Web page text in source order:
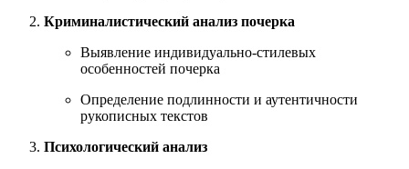
Криминалистический анализ почерка
Выявление индивидуально-стилевых
особенностей почерка
Определение подлинности и аутентичности
рукописных текстов
Психологический анализ